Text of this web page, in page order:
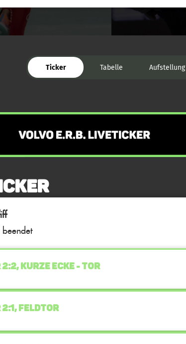
Ticker Tabelle Aufstellung
2:2, KURZE ECKE - TOR
2:1, FELDTOR